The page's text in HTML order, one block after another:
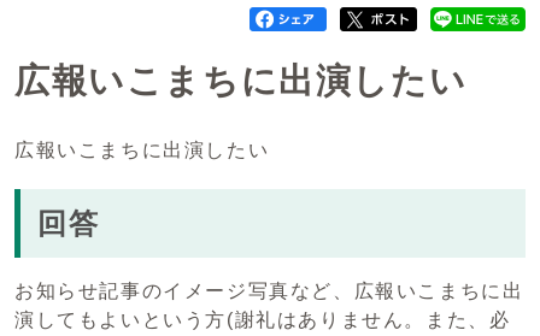
広報いこまちに出演したい
広報いこまちに出演したい
回答
お知らせ記事のイメージ写真など、広報いこまちに出
演してもよいという方(謝礼はありません。また、必